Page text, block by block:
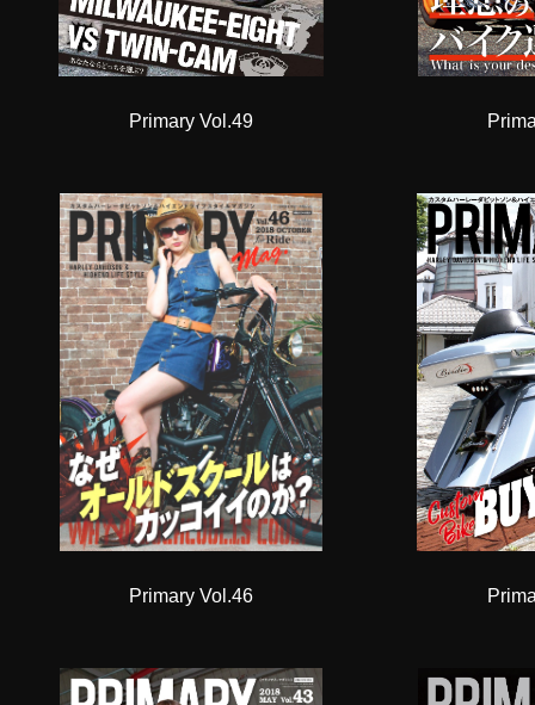
Primary Vol.49
Primary Vol.46